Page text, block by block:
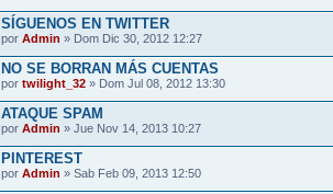
A
d
j
u
n
t
o
s
)
SÍGUENOS EN TWITTER
por Admin » Dom Dic 30, 2012 12:27
NO SE BORRAN MÁS CUENTAS
por twilight_32 » Dom Jul 08, 2012 13:30
ATAQUE SPAM
por Admin » Jue Nov 14, 2013 10:27
PINTEREST
por Admin » Sab Feb 09, 2013 12:50